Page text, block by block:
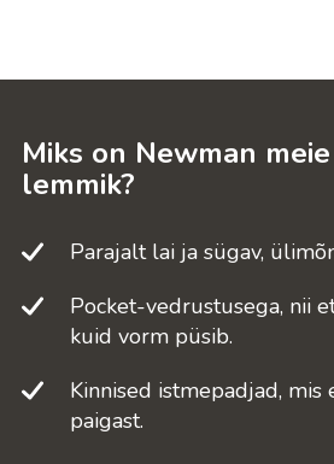
Miks on Newman
lemmik?
Parajalt lai ja sügav,
Pocket-vedrustusega, nii
kuid vorm püsib.
Kinnised istmepadjad, mis
paigast.